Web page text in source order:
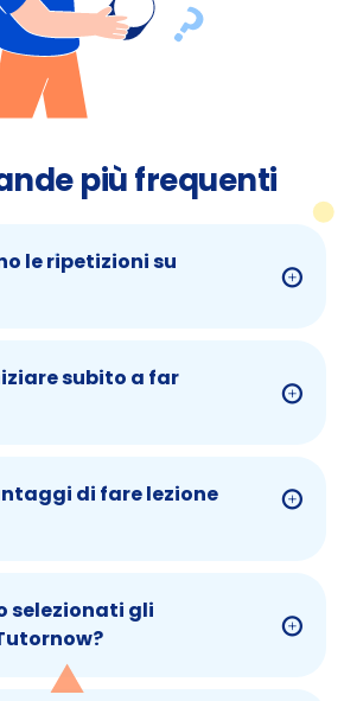
più frequenti
le ripetizioni su
subito a far
di fare lezione
selezionati gli